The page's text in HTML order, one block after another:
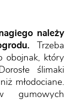
należy
Trzeba
obojnak, który
ślimaki
młodociane.
gumowych